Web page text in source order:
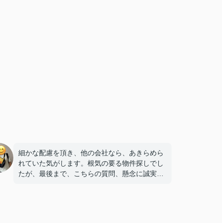
細かな配慮を頂き、他の会社なら、あきらめら
れていた気がします。根気の要る物件探しでし
たが、最後まで、こちらの質問、懸念に誠実に